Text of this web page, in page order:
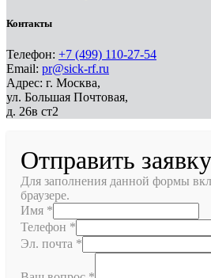
Контакты
Телефон: +7 (499) 110-27-54
Email: pr@sick-rf.ru
Адрес: г. Москва,
ул. Большая Почтовая,
д. 26в ст2
Отправить заявку
Для заполнения данной формы
браузере.
Имя *
Телефон *
Эл. почта *